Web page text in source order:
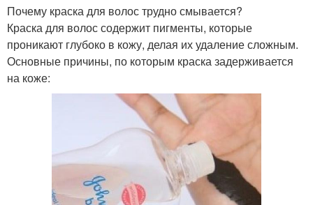
Почему краска для волос трудно смывается?
Краска для волос содержит пигменты, которые
проникают глубоко в кожу, делая их удаление сложным.
Основные причины, по которым краска задерживается
на коже: